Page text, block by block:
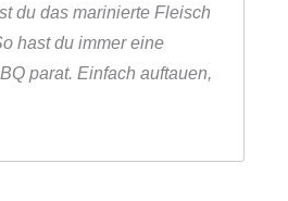
du das marinierte Fleisch
hast du immer eine
parat. Einfach auftauen,